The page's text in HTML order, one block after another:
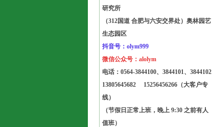
研究所
（312国道 合肥与六安交界处）奥林园艺
生态园区
抖音号：olym999
微信公众号：alolym
电话： 0564-3844100、3844101、3844102
13805645682
15256456266（大客户专
线）
（节假日正常上班，晚上 9:30 之前有人
值班）